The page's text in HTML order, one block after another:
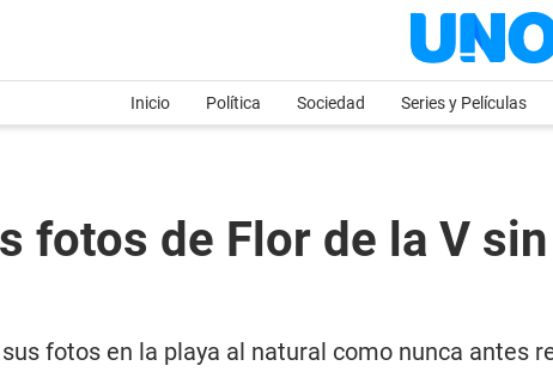
Inicio Política Sociedad Series y Películas
fotos de Flor de la V
fotos en la playa al natural como nunca antes